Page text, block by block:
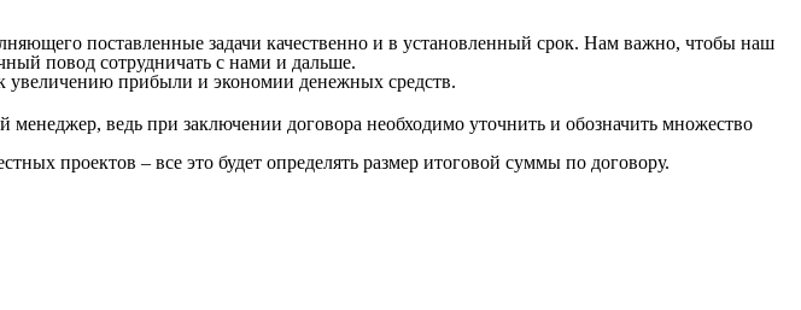
поставленные задачи качественно и в установленный срок. Нам важно, чтобы наш
повод сотрудничать с нами и дальше.
прибыли и экономии денежных средств.
ведь при заключении договора необходимо уточнить и обозначить множество
проектов – все это будет определять размер итоговой суммы по договору.